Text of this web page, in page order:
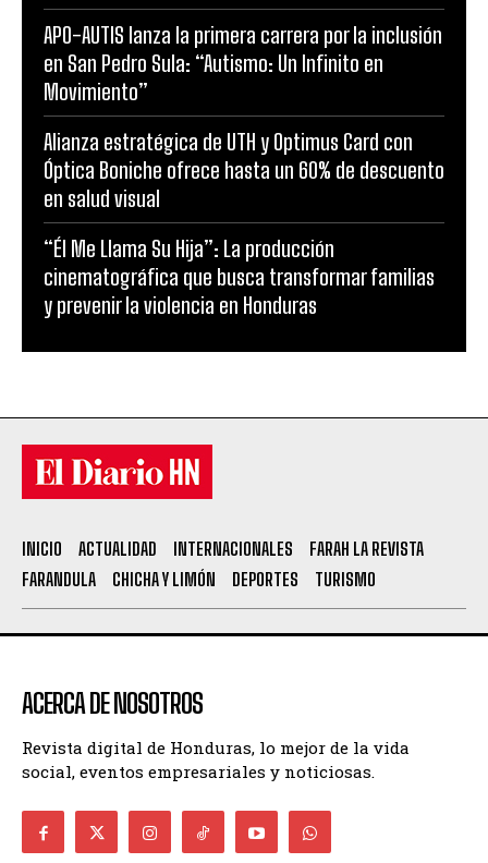
APO-AUTIS lanza la primera carrera por la inclusión
en San Pedro Sula: “Autismo: Un Infinito en
Movimiento”
Alianza estratégica de UTH y Optimus Card con
Óptica Boniche ofrece hasta un 60% de descuento
en salud visual
“Él Me Llama Su Hija”: La producción
cinematográfica que busca transformar familias
y prevenir la violencia en Honduras
INICIO ACTUALIDAD INTERNACIONALES
FARAH LA REVISTA
FARANDULA
CHICHA Y LIMÓN DEPORTES TURISMO
ACERCA DE NOSOTROS
Revista digital de Honduras, lo mejor de la vida
social, eventos empresariales y noticiosas.